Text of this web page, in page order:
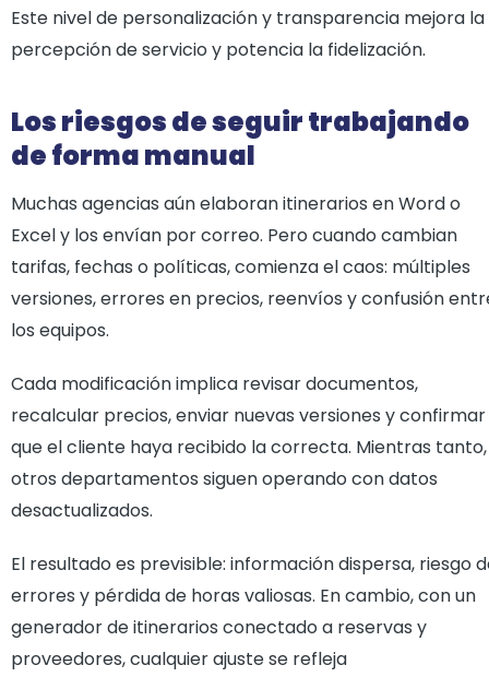
Este nivel de personalización y transparencia mejora la
percepción de servicio y potencia la fidelización.
Los riesgos de seguir trabajando
de forma manual
Muchas agencias aún elaboran itinerarios en Word o
Excel y los envían por correo. Pero cuando cambian
tarifas, fechas o políticas, comienza el caos: múltiples
versiones, errores en precios, reenvíos y confusión
los equipos.
Cada modificación implica revisar documentos,
recalcular precios, enviar nuevas versiones y confirmar
que el cliente haya recibido la correcta. Mientras tanto,
otros departamentos siguen operando con datos
desactualizados.
El resultado es previsible: información dispersa, riesgo
errores y pérdida de horas valiosas. En cambio, con un
generador de itinerarios conectado a reservas y
proveedores, cualquier ajuste se refleja